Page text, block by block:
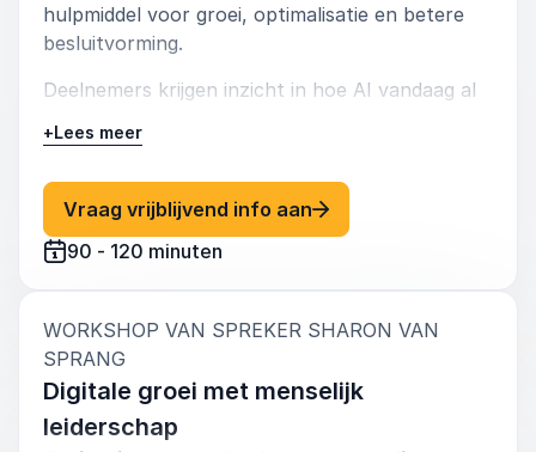
hulpmiddel voor groei, optimalisatie en betere
besluitvorming.
Deelnemers krijgen inzicht in hoe AI vandaag al
interne processen. Sharon maakt complexe
liggen binnen de eigen organisatie. Door middel
van praktijkvoorbeelden, reflectie en gerichte
opdrachten werken teams aan concrete
toepassingen die direct relevant zijn voor hun
dagelijkse werk.
Resultaat:
Een helder overzicht van AI-kansen, meer
vertrouwen in technologie en concrete
+Lees meer
Vraag vrijblijvend info aan: Sharon van Sprang
90 - 120 minuten
WORKSHOP VAN SPREKER SHARON VAN
SPRANG
Digitale groei met menselijk
leiderschap